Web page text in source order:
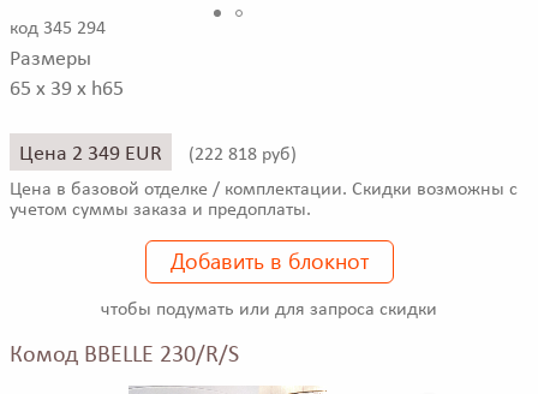
код 345 294
Размеры
65 x 39 x h65
Цена 2 349 EUR (222 818 руб)
Цена в базовой отделке / комплектации. Скидки возможны с
учетом суммы заказа и предоплаты.
Добавить в блокнот
чтобы подумать или для запроса скидки
Комод BBELLE 230/R/S